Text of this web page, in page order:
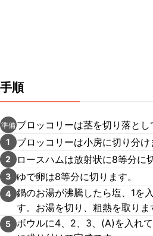
手順
準備 ブロッコリーは茎を切り落とし
1 ブロッコリーは小房に切り分け
2 ロースハムは放射状に8等分に
3 ゆで卵は8等分に切ります。
4 鍋のお湯が沸騰したら塩、1を
す。お湯を切り、粗熱を取りま
5 ボウルに4、2、3、(A)を入れ